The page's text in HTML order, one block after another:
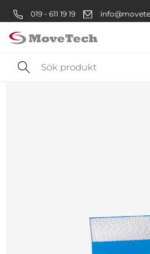
019 - 611 19 19
Sök
produkt